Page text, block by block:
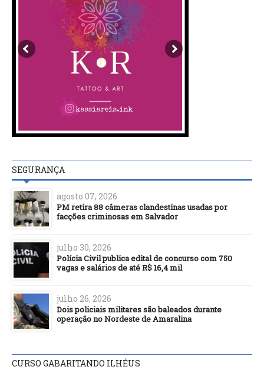
SEGURANÇA
agosto 07, 2026
PM retira 88 câmeras clandestinas usadas por
facções criminosas em Salvador
julho 30, 2026
Polícia Civil publica edital de concurso com 750
vagas e salários de até R$ 16,4 mil
julho 26, 2026
Dois policiais militares são baleados durante
operação no Nordeste de Amaralina
CURSO GABARITANDO ILHÉUS